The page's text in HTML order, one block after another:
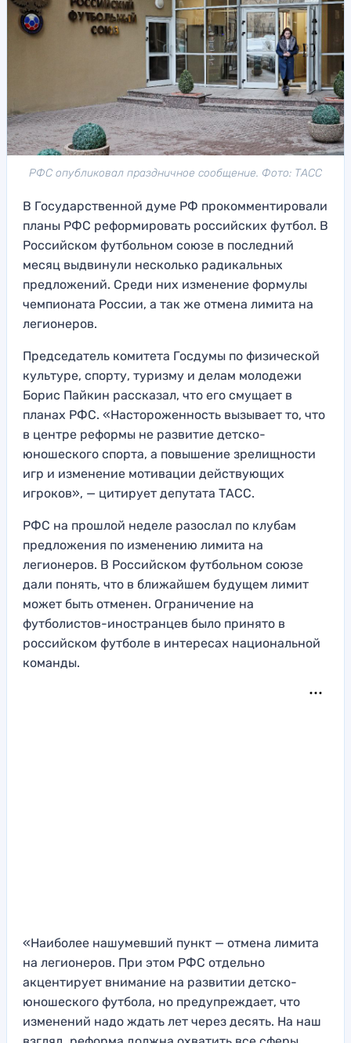
РФС опубликовал праздничное сообщение. Фото: ТАСС
В Государственной думе РФ прокомментировали
планы РФС реформировать российских футбол. В
Российском футбольном союзе в последний
месяц выдвинули несколько радикальных
предложений. Среди них изменение формулы
чемпионата России, а так же отмена лимита на
легионеров.
Председатель комитета Госдумы по физической
культуре, спорту, туризму и делам молодежи
Борис Пайкин рассказал, что его смущает в
планах РФС. «Настороженность вызывает то, что
в центре реформы не развитие детско-
юношеского спорта, а повышение зрелищности
игр и изменение мотивации действующих
игроков», — цитирует депутата ТАСС.
РФС на прошлой неделе разослал по клубам
предложения по изменению лимита на
легионеров. В Российском футбольном союзе
дали понять, что в ближайшем будущем лимит
может быть отменен. Ограничение на
футболистов-иностранцев было принято в
российском футболе в интересах национальной
команды.
«Наиболее нашумевший пункт — отмена лимита
на легионеров. При этом РФС отдельно
акцентирует внимание на развитии детско-
юношеского футбола, но предупреждает, что
изменений надо ждать лет через десять. На наш